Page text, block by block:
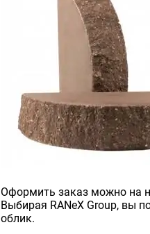
Оформить заказ можно на
Выбирая RANeX Group, вы
облик.